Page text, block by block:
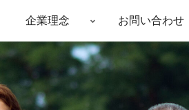
企業理念 お問い合わせ